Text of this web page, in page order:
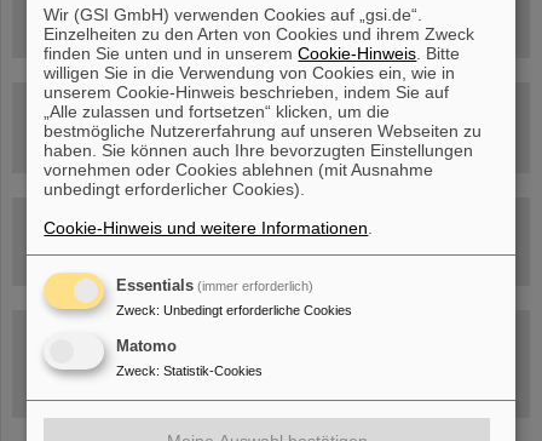
Ernst-Ludwig-Str. 22
Innenstadt Darmstadt
FAIR-Trailer: Der Weg der Teilchen durch die
Beschleunigeranlage
Rundflug über die FAIR-Baustelle
jetzt Termin buchen!
Wir (GSI GmbH) verwenden Cookies auf „gsi.de“.
Einzelheiten zu den Arten von Cookies und ihrem Zweck
finden Sie unten und in unseremCookie-Hinweis . Bitte
willigen Sie in die Verwendung von Cookies ein, wie in
unserem Cookie-Hinweis beschrieben, indem Sie auf
„Alle zulassen und fortsetzen“ klicken, um die
bestmögliche Nutzererfahrung auf unseren Webseiten zu
haben. Sie können auch Ihre bevorzugten Einstellungen
vornehmen oder Cookies ablehnen (mit Ausnahme
unbedingt erforderlicher Cookies).
Cookie-Hinweis und weitere Informationen
Essentials (immer erforderlich)
Zweck: Unbedingt erforderliche Cookies
Matomo
Zweck: Statistik-Cookies